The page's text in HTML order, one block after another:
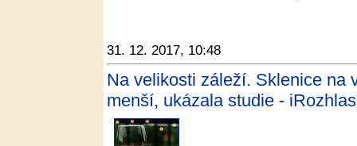
31. 12. 2017, 10:48
Na velikosti záleží. Sklenice na
menší, ukázala studie -